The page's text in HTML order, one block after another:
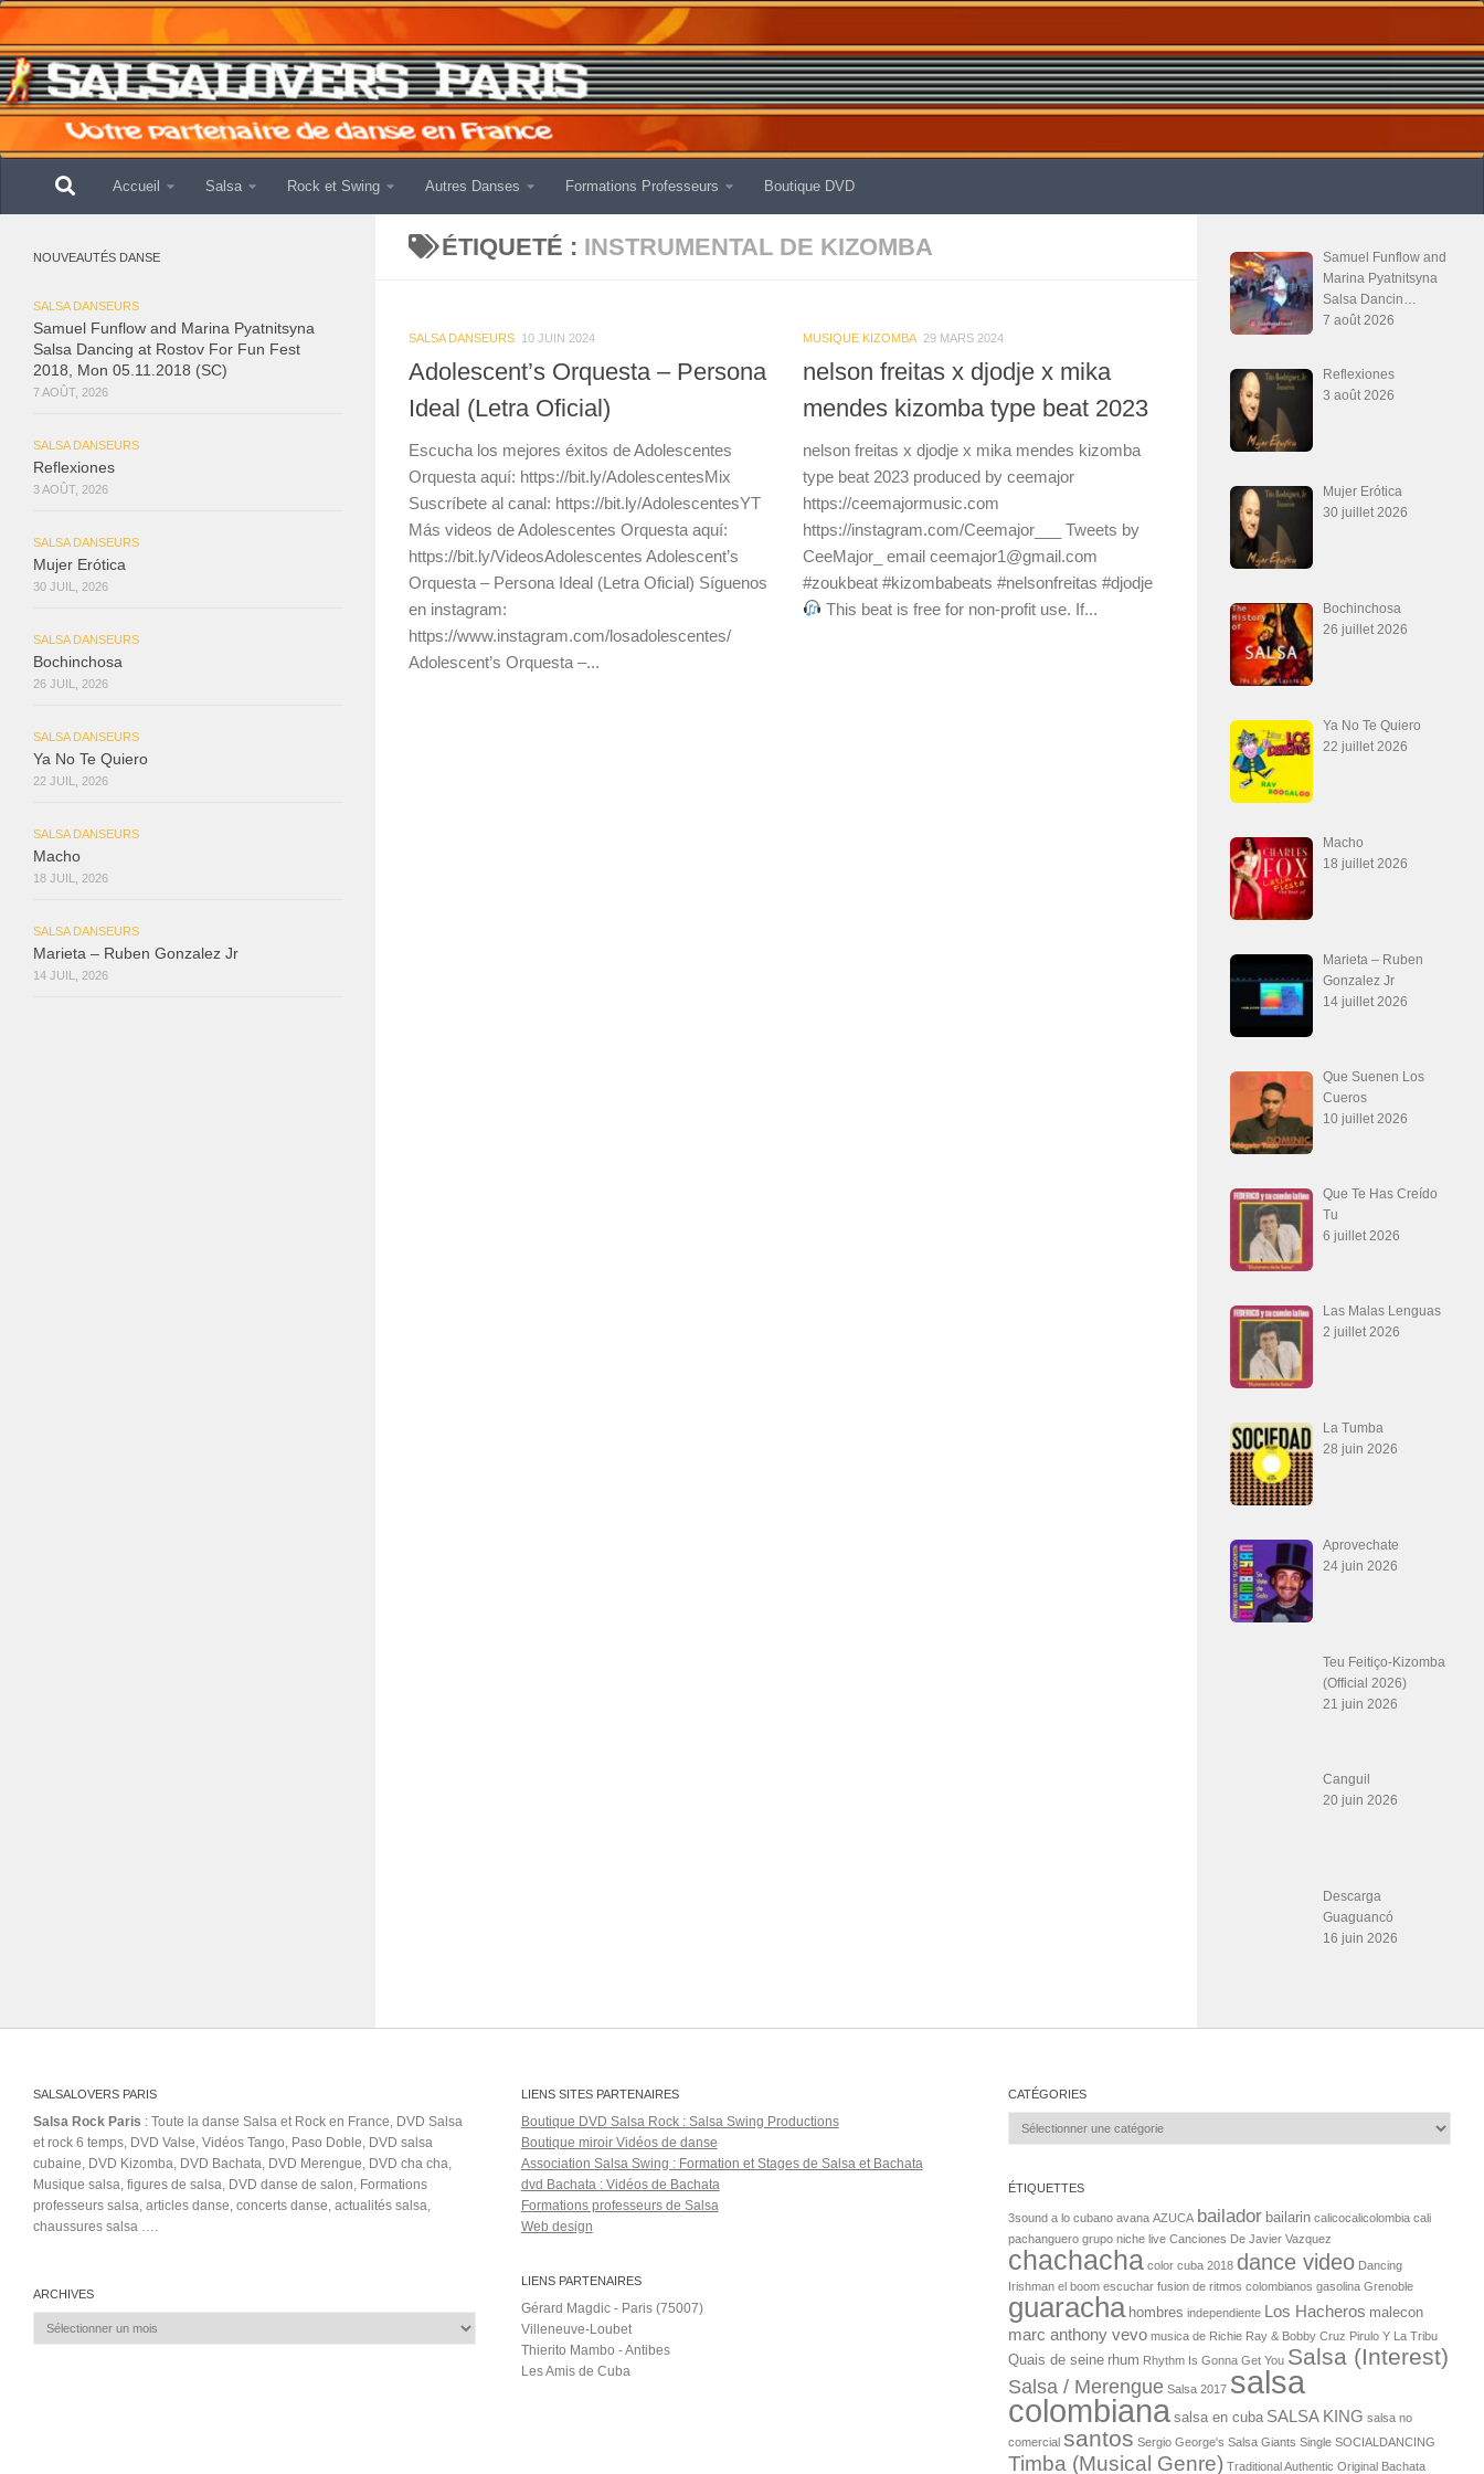
Accueil Salsa Rock et Swing Autres Danses Formations Professeurs Boutique DVD
ÉTIQUETÉ : INSTRUMENTAL DE KIZOMBA
SALSA DANSEURS 10 JUIN 2024
Adolescent’s Orquesta – Persona
Ideal (Letra Oficial)
Escucha los mejores éxitos de Adolescentes
Orquesta aquí: https://bit.ly/AdolescentesMix
Suscríbete al canal: https://bit.ly/AdolescentesYT
Más videos de Adolescentes Orquesta aquí:
https://bit.ly/VideosAdolescentes Adolescent’s
Orquesta – Persona Ideal (Letra Oficial) Síguenos
en instagram:
https://www.instagram.com/losadolescentes/
Adolescent’s Orquesta –...
MUSIQUE KIZOMBA 29 MARS 2024
nelson freitas x djodje x mika
mendes kizomba type beat 2023
nelson freitas x djodje x mika mendes kizomba
type beat 2023 produced by ceemajor
https://ceemajormusic.com
https://instagram.com/Ceemajor___ Tweets by
CeeMajor_ email ceemajor1@gmail.com
#zoukbeat #kizombabeats #nelsonfreitas #djodje
This beat is free for non-profit use. If...
NOUVEAUTÉS DANSE
SALSA DANSEURS
Samuel Funflow and Marina Pyatnitsyna
Salsa Dancing at Rostov For Fun Fest
2018, Mon 05.11.2018 (SC)
7 AOÛT, 2026
SALSA DANSEURS
Reflexiones
3 AOÛT, 2026
SALSA DANSEURS
Mujer Erótica
30 JUIL, 2026
SALSA DANSEURS
Bochinchosa
26 JUIL, 2026
SALSA DANSEURS
Ya No Te Quiero
22 JUIL, 2026
SALSA DANSEURS
Macho
18 JUIL, 2026
SALSA DANSEURS
Marieta – Ruben Gonzalez Jr
14 JUIL, 2026
Samuel Funflow and
Marina Pyatnitsyna
Salsa Dancin…
7 août 2026
Reflexiones
3 août 2026
Mujer Erótica
30 juillet 2026
Bochinchosa
26 juillet 2026
Ya No Te Quiero
22 juillet 2026
Macho
18 juillet 2026
Marieta – Ruben
Gonzalez Jr
14 juillet 2026
Que Suenen Los
Cueros
10 juillet 2026
Que Te Has Creído
Tu
6 juillet 2026
Las Malas Lenguas
2 juillet 2026
La Tumba
28 juin 2026
Aprovechate
24 juin 2026
Teu Feitiço-Kizomba
(Official 2026)
21 juin 2026
Canguil
20 juin 2026
Descarga
Guaguancó
16 juin 2026
SALSALOVERS PARIS
Salsa Rock Paris : Toute la danse Salsa et Rock en France, DVD Salsa
et rock 6 temps, DVD Valse, Vidéos Tango, Paso Doble, DVD salsa
cubaine, DVD Kizomba, DVD Bachata, DVD Merengue, DVD cha cha,
Musique salsa, figures de salsa, DVD danse de salon, Formations
professeurs salsa, articles danse, concerts danse, actualités salsa,
chaussures salsa ….
ARCHIVES
Archives
LIENS SITES PARTENAIRES
Boutique DVD Salsa Rock : Salsa Swing Productions
Boutique miroir Vidéos de danse
Association Salsa Swing : Formation et Stages de Salsa et Bachata
dvd Bachata : Vidéos de Bachata
Formations professeurs de Salsa
Web design
LIENS PARTENAIRES
Gérard Magdic - Paris (75007)
Villeneuve-Loubet
Thierito Mambo - Antibes
Les Amis de Cuba
CATÉGORIES
Catégories
ÉTIQUETTES
3sound a lo cubano avana AZUCA bailador bailarin calicocalicolombia cali
pachanguero grupo niche live Canciones De Javier Vazquez
chachacha color cuba 2018 dance video Dancing
Irishman el boom escuchar fusion de ritmos colombianos gasolina Grenoble
guaracha hombres independiente Los Hacheros malecon
marc anthony vevo musica de Richie Ray & Bobby Cruz Pirulo Y La Tribu
Quais de seine rhum Rhythm Is Gonna Get You Salsa (Interest)
Salsa / Merengue Salsa 2017 salsa
colombiana salsa en cuba SALSA KING salsa no
comercial santos Sergio George's Salsa Giants Single SOCIALDANCING
Timba (Musical Genre) Traditional Authentic Original Bachata